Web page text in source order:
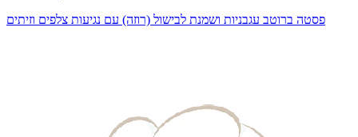
פסטה ברוטב עגבניות ושמנת לבישול (רוזה) עם נגיעות צלפים וזיתים